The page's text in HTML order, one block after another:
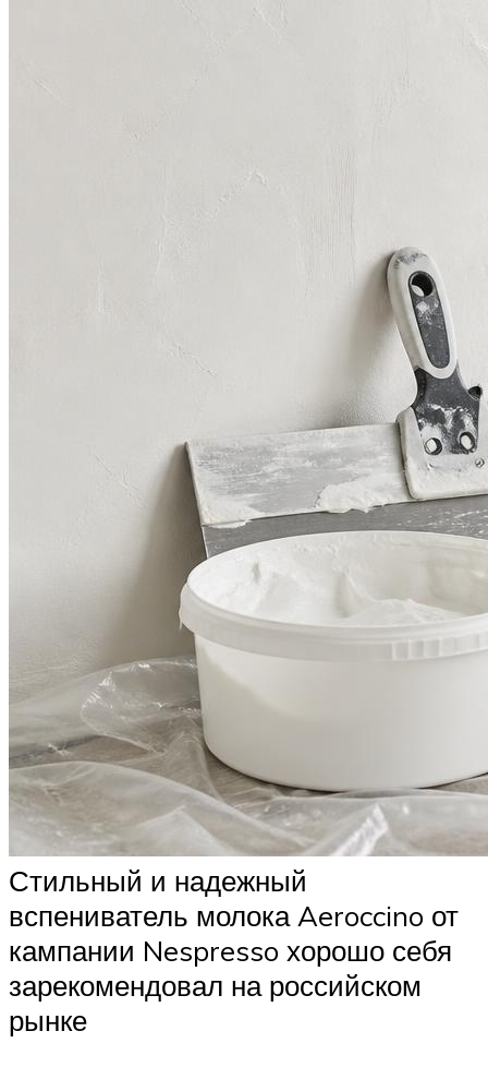
Стильный и надежный
вспениватель молока Aeroccino от
кампании Nespresso хорошо себя
зарекомендовал на российском
рынке